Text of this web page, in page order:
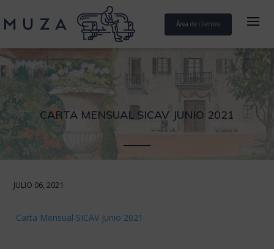
Área de clientes
CARTA MENSUAL SICAV JUNIO 2021
JULIO 06, 2021
Carta Mensual SICAV junio 2021